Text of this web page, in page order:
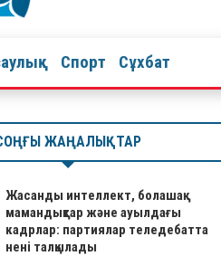
Спорт Сұхбат
ЖАҢАЛЫҚТАР
Жасанды интеллект, болашақ
мамандықтар және ауылдағы
кадрлар: партиялар теледебатта
нені талқылады